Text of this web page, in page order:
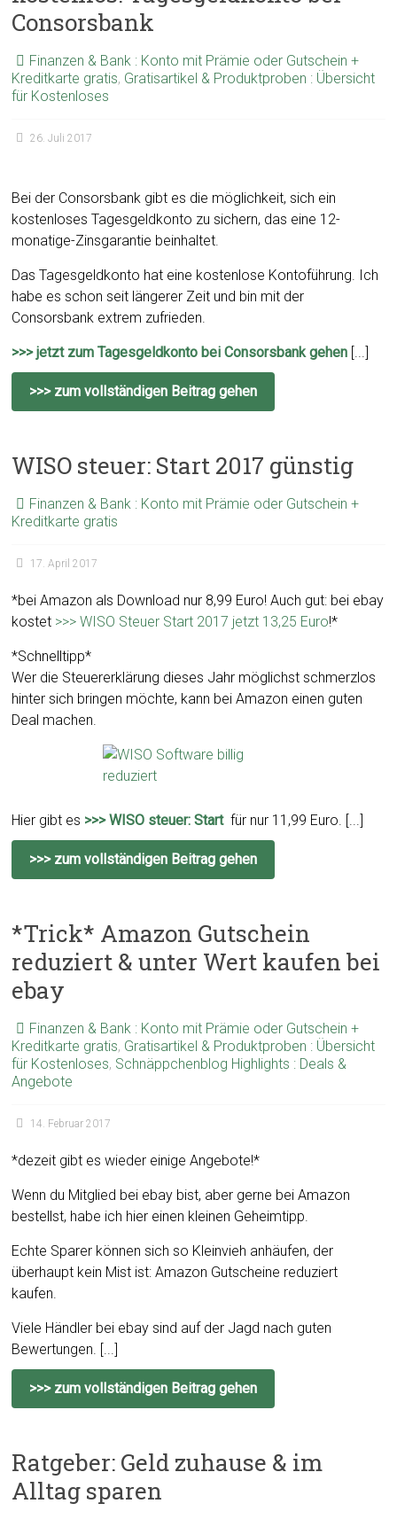
Consorsbank
Finanzen & Bank : Konto mit Prämie oder Gutschein +
Kreditkarte gratis, Gratisartikel & Produktproben : Übersicht
für Kostenloses
26. Juli 2017
Bei der Consorsbank gibt es die möglichkeit, sich ein
kostenloses Tagesgeldkonto zu sichern, das eine 12-
monatige-Zinsgarantie beinhaltet.
Das Tagesgeldkonto hat eine kostenlose Kontoführung. Ich
habe es schon seit längerer Zeit und bin mit der
Consorsbank extrem zufrieden.
>>> jetzt zum Tagesgeldkonto bei Consorsbank gehen [...]
>>> zum vollständigen Beitrag gehen
WISO steuer: Start 2017 günstig
Finanzen & Bank : Konto mit Prämie oder Gutschein +
Kreditkarte gratis
17. April 2017
*bei Amazon als Download nur 8,99 Euro! Auch gut: bei ebay
kostet >>> WISO Steuer Start 2017 jetzt 13,25 Euro!*
*Schnelltipp*
Wer die Steuererklärung dieses Jahr möglichst schmerzlos
hinter sich bringen möchte, kann bei Amazon einen guten
Deal machen.
Hier gibt es >>> WISO steuer: Start für nur 11,99 Euro. [...]
>>> zum vollständigen Beitrag gehen
*Trick* Amazon Gutschein
reduziert & unter Wert kaufen bei
ebay
Finanzen & Bank : Konto mit Prämie oder Gutschein +
Kreditkarte gratis, Gratisartikel & Produktproben : Übersicht
für Kostenloses, Schnäppchenblog Highlights : Deals &
Angebote
14. Februar 2017
*dezeit gibt es wieder einige Angebote!*
Wenn du Mitglied bei ebay bist, aber gerne bei Amazon
bestellst, habe ich hier einen kleinen Geheimtipp.
Echte Sparer können sich so Kleinvieh anhäufen, der
überhaupt kein Mist ist: Amazon Gutscheine reduziert
kaufen.
Viele Händler bei ebay sind auf der Jagd nach guten
Bewertungen. [...]
>>> zum vollständigen Beitrag gehen
Ratgeber: Geld zuhause & im
Alltag sparen